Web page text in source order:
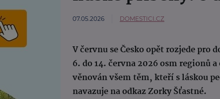
07.05.2026 DOMESTICI.CZ
V červnu se Česko opět rozjede
6. do 14. června 2026 osm regionů
věnován všem těm, kteří s láskou
navazuje na odkaz Zorky Šťastné.